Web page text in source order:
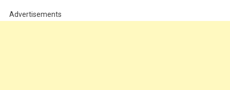
Advertisements